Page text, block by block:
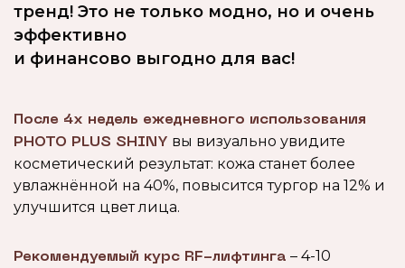
тренд! Это не только модно, но и очень
эффективно
и финансово выгодно для вас!
После 4х недель ежедневного использования
PHOTO PLUS SHINY вы визуально увидите
косметический результат: кожа станет более
увлажнённой на 40%, повысится тургор на 12% и
улучшится цвет лица.
Рекомендуемый курс RF-лифтинга – 4-10